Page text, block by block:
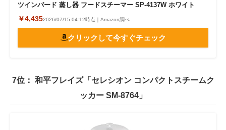
ツインバード 蒸し器 フードスチーマー SP-4137W ホワイト
￥4,4352026/07/15 04:12時点｜Amazon調べ
クリックして今すぐチェック
7位： 和平フレイズ「セレシオン コンパクトスチームク
ッカー SM‐8764」